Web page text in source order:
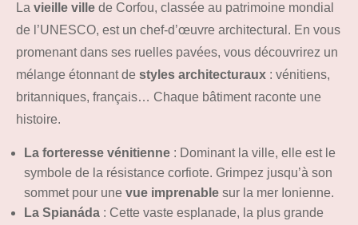
La vieille ville de Corfou, classée au patrimoine mondial
de l’UNESCO, est un chef-d’œuvre architectural. En vous
promenant dans ses ruelles pavées, vous découvrirez un
mélange étonnant de styles architecturaux : vénitiens,
britanniques, français… Chaque bâtiment raconte une
histoire.
La forteresse vénitienne : Dominant la ville, elle est le
symbole de la résistance corfiote. Grimpez jusqu’à son
sommet pour une vue imprenable sur la mer Ionienne.
La Spianáda : Cette vaste esplanade, la plus grande